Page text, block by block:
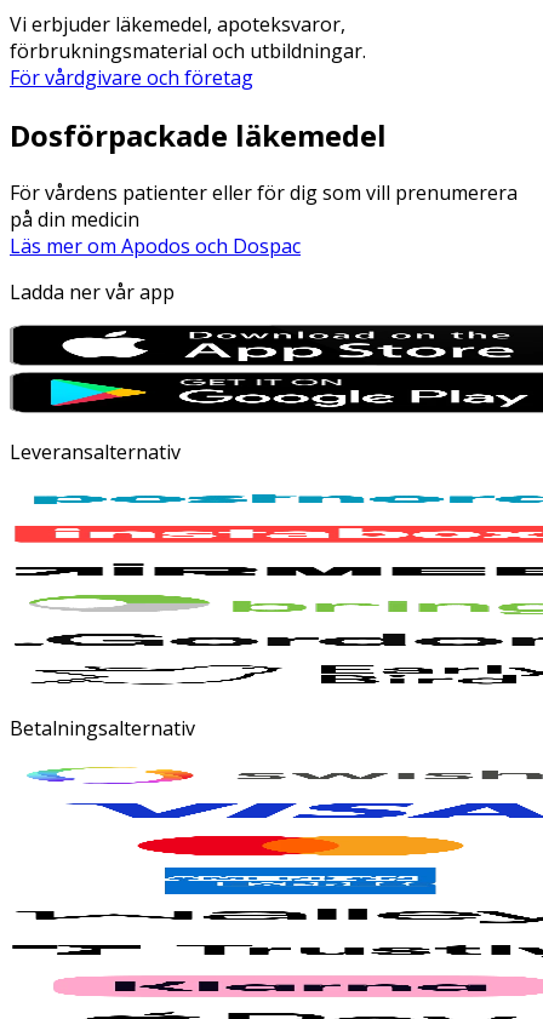
Vi erbjuder läkemedel, apoteksvaror,
förbrukningsmaterial och utbildningar.
För vårdgivare och företag
Dosförpackade läkemedel
För vårdens patienter eller för dig som vill prenumerera
på din medicin
Läs mer om Apodos och Dospac
Ladda ner vår app
Leveransalternativ
Betalningsalternativ